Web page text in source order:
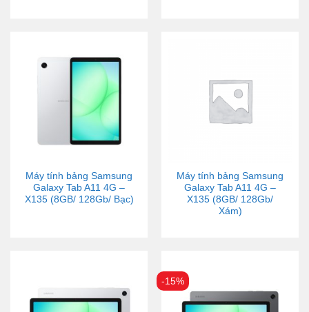
Máy tính bảng Samsung
Galaxy Tab A11 4G –
X135 (8GB/ 128Gb/ Bạc)
Máy tính bảng Samsung
Galaxy Tab A11 4G –
X135 (8GB/ 128Gb/
Xám)
-15%